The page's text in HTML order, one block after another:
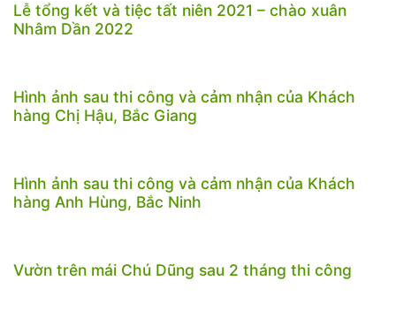
Lễ tổng kết và tiệc tất niên 2021 – chào xuân
Nhâm Dần 2022
Hình ảnh sau thi công và cảm nhận của Khách
hàng Chị Hậu, Bắc Giang
Hình ảnh sau thi công và cảm nhận của Khách
hàng Anh Hùng, Bắc Ninh
Vườn trên mái Chú Dũng sau 2 tháng thi công